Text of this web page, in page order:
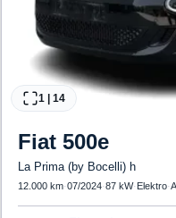
1 14
Fiat 500e
La Prima (by Bocelli) h
12.000 km·07/2024·87 kW· Elektro·